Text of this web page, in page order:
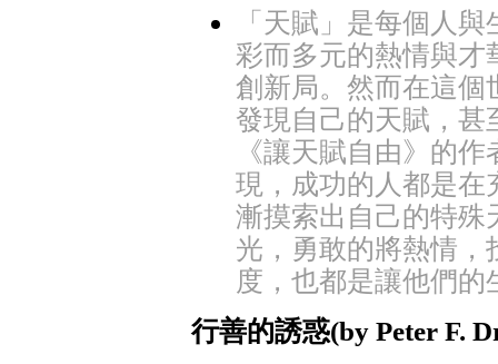
「天賦」是每個人
彩而多元的熱情與才
創新局。然而在這個
發現自己的天賦，甚
《讓天賦自由》的
現，成功的人都是在
漸摸索出自己的特殊
光，勇敢的將熱情，
度，也都是讓他們
行善的誘惑(by Peter F.